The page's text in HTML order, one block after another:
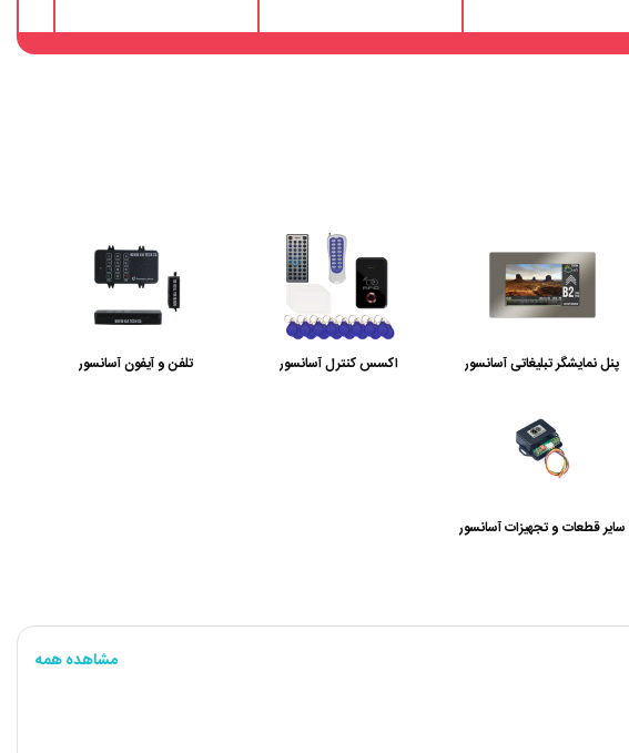
پنل نمایشگر تبلیغاتی آسانسور اکسس کنترل آسانسور تلفن و آیفون آسانسور
سایر قطعات و تجهیزات آسانسور
مشاهده همه